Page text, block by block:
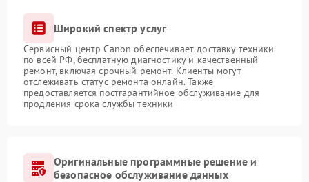
Широкий спектр услуг
Сервисный центр Canon обеспечивает доставку техники
по всей РФ, бесплатную диагностику и качественный
ремонт, включая срочный ремонт. Клиенты могут
отслеживать статус ремонта онлайн. Также
предоставляется постгарантийное обслуживание для
продления срока службы техники
Оригинальные программные решение и
безопасное обслуживание данных